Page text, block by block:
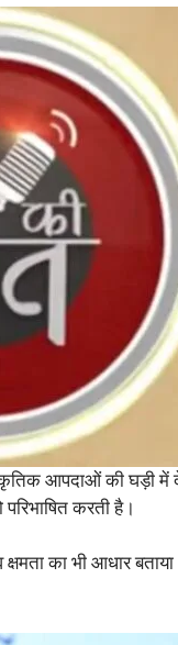
आपदाओं की घड़ी
करती है।
का भी आधार